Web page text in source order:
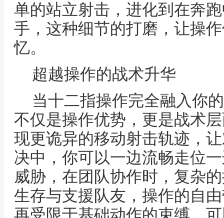
单的站立射击，进化到在奔
手，这种细节的打磨，让操
忆。
超越操作的战术升华
当十二指操作完全融入你
不仅是操作优势，更是战术
现更诡异的移动射击轨迹，
决中，你可以一边流畅走位
威胁，在团队协作时，复杂
生存与支援队友，操作的自